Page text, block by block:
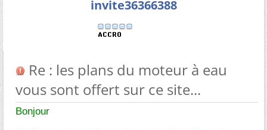
invite36366388
Re : les plans du moteur à eau
vous sont offert sur ce site...
Bonjour